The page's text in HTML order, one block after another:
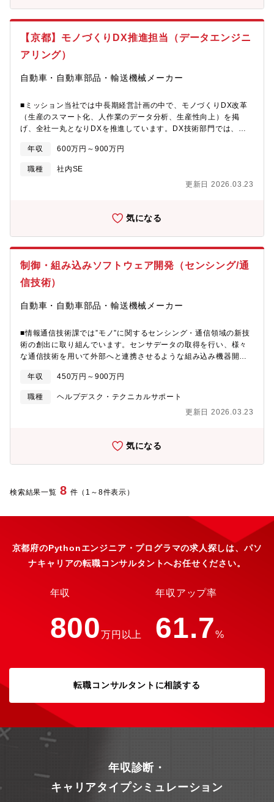
セキュリティ、生成AI活用、開発支援、技術人財育成など、様々
なソリューションを保有し、インフラ構築から運用サービスまで
を包括的にサポートしています。【配属先の課・チームの人数や
雰囲気】アセット推進部、ソリューション開発部とも、■各課の人
数：15名ほど ※他、派遣社員10名ほど■作業場所：出社とテレ
フラットな関係でお互い意見を言い合える組織
【京都】モノづくりDX推進担当（データエンジニ
アリング）
自動車・自動車部品・輸送機械メーカー
■ミッション当社では中長期経営計画の中で、モノづくりDX改革
（生産のスマート化、人作業のデータ分析、生産性向上）を掲
げ、全社一丸となりDXを推進しています。DX技術部門では、自
用に取り組んでおり、データ収集や可視化、データ分析基盤を構
築し、継続的に改善サイクルを回せる工場の実現を目指していま
す。それらの基盤構築を進める中で、データサーバーの構築や保
守運用などデータ処理関連の業務が拡大しており、既存メンバー
たシステム開発を進める上で必要となるサーバー、RDBMS、
す。また、アプリケーション開発もご担当いただきます。具体的
ラ基盤の構築・運用改善・ データ活用/分析支援のための各種ダッ
シュボードやアプリケーションの設計、開発、運用改善＜テーマ
るデータ可視化及び分析・ 新規技術の検証/導入(OSS、クラウ
ウェア：PostgreSQL、Nginx、mosquitto- BI/ダッシュボード/デ
ータ分析：Grafana、JupyterLab等- 開発言語：Python、
Javascript、C#、Bash、VBA等- 開発補助/コミュニケーションツ
ール等：VSCode、Git、GitLab等■将来的なキャリアパス本ポジ
連を下支えする重要な役割であり、マネジメントだけでなくデー
タエンジニアのスペシャリストやシステム全体の最適化を担うア
現場密着型でものづくりの課題解決に向けてDXを推進できる環境
ながら、アジャイル開発でスピード感を持って段階的に検証を進
年収 600万円～900万円
職種
社内SE
更新日 2026.03.23
気になる
制御・組み込みソフトウェア開発（センシング/通
信技術）
自動車・自動車部品・輸送機械メーカー
■情報通信技術課では”モノ”に関するセンシング・通信領域の新技
術の創出に取り組んでいます。センサデータの取得を行い、様々
な通信技術を用いて外部へと連携させるような組み込み機器開発
委託テーマおよび、産業オートメーションや無線通信、リアルタ
イム処理などの独自開発テーマ含め、研究開発を推進いただける
方を募集します。■センシング技術や通信技術を用いた、自社製品
への組み込み機器開発業務全般をご担当いただきます。開発テー
以降は事業部へ移管します。※適性・希望を鑑みて、お任せする
周辺、無線、産業ネットワークなど）を用いた製品開発・IoTデバ
イスの制御ソフトウェア開発・社内や協業先との連携・折衝【使
バイスおよび物体認識アルゴリズムを搭載したIoT対応の製品ユニ
ットを開発②遠隔操作や監視、予兆保全のためのセンサーデータ
の収集・分析を行う組み込みソフトウェア開発【やりがい・魅
力】・当社の様々な製品へのIoT適用に向けたアルゴリズム開発、
組み込みソフトウェア開発に携わり、様々な技術課題を乗り越え
を実感できます。・各関連部門や様々な分野の技術メンバーと連
用チェーン・マテハン(マテリアルハンドリング：産業用搬送装
置)・モーションコントロール・モビリティの4事業を軸に事業を
に寄与し、次世代ビジネスの領域へと事業を拡大することで、
人・社会・地球の持続的成長に貢献できる企業グループを目指し
動車エンジン用タイミングチェーンのほか、ジッパーのように強
固に噛み合う「ジップチェーン」や－150℃の超低温環境下で保
管・管理できる冷蔵庫など世界初の製品も開発し、多岐に渡り高
品質な製品を生み出しています。※シェアは当社調べ
年収 450万円～900万円
職種
ヘルプデスク・テクニカルサポート
更新日 2026.03.23
気になる
検索結果一覧 8 件（1～8件表示）
京都府のPythonエンジニア・プログラマの求人探しは、パソ
ナキャリアの転職コンサルタントへお任せください。
年収
800万円以上
年収アップ率
61.7%
転職コンサルタントに相談する
年収診断・
キャリアタイプシミュレーション